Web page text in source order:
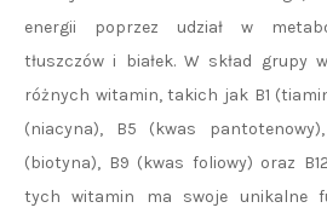
energii poprzez udział w
tłuszczów i białek. W skład grupy
różnych witamin, takich jak B1
(niacyna), B5 (kwas
(biotyna), B9 (kwas foliowy) oraz
tych witamin ma swoje unikalne